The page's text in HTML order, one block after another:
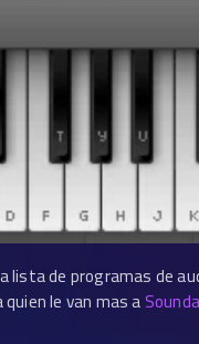
de programas de
le van mas a